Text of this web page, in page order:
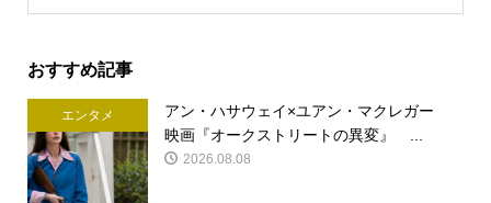
おすすめ記事
エンタメ
アン・ハサウェイ×ユアン・マクレガー
映画『オークストリートの異変』 ...
2026.08.08